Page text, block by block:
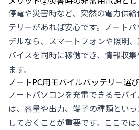
停電や災害時など、突然の電力供
テリーがあれば安心です。ノート
デルなら、スマートフォンや照明
バイスを同時に稼働でき、情報収
ます。
ノートPC用モバイルバッテリー選
ノートパソコンを充電できるモバ
は、容量や出力、端子の種類とい
しておくことが重要です。ここで